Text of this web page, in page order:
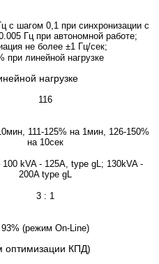
с шагом 0,1 при синхронизации с
Гц при автономной работе;
не более ±1 Гц/сек;
при линейной нагрузке
нагрузке
116
111-125% на 1мин, 126-150%
на 10сек
kVA - 125A, type gL; 130kVA -
200A type gL
3 : 1
93% (режим On-Line)
оптимизации КПД)